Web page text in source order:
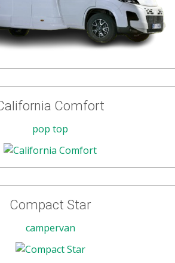
Comfort
pop top
Compact Star
campervan